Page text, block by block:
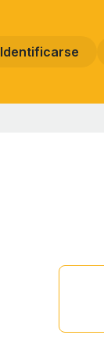
Identificarse